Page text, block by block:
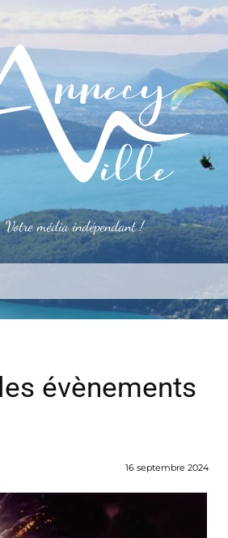
Votre média indépendant !
évènements
16 septembre 2024